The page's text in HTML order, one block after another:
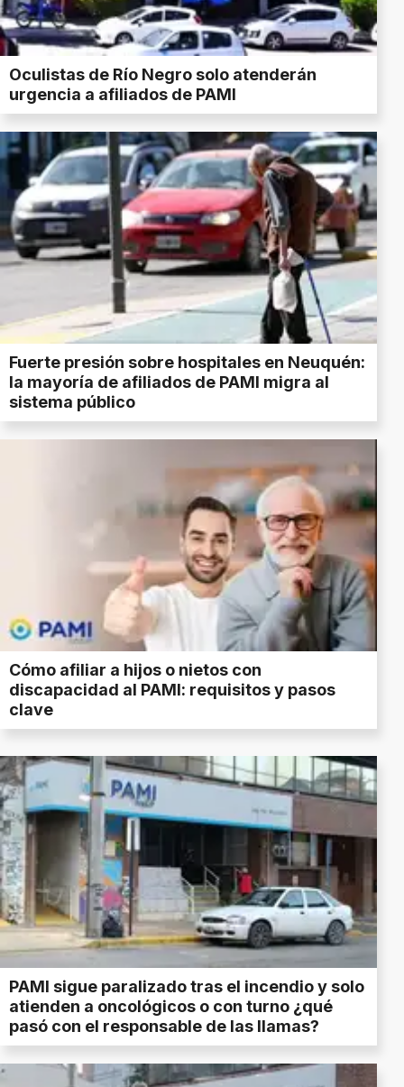
Oculistas de Río Negro solo atenderán
urgencia a afiliados de PAMI
Fuerte presión sobre hospitales en Neuquén:
la mayoría de afiliados de PAMI migra al
sistema público
Cómo afiliar a hijos o nietos con
discapacidad al PAMI: requisitos y pasos
clave
PAMI sigue paralizado tras el incendio y solo
atienden a oncológicos o con turno ¿qué
pasó con el responsable de las llamas?